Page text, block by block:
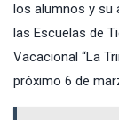
los alumnos y su
las Escuelas de
Vacacional “La
próximo 6 de